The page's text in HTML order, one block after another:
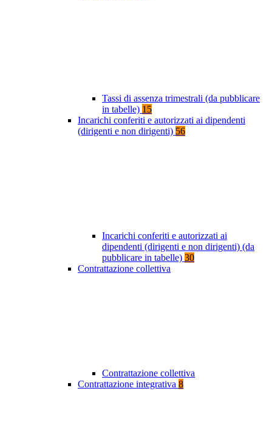
Tassi di assenza trimestrali (da pubblicare
in tabelle) 15
Incarichi conferiti e autorizzati ai dipendenti
(dirigenti e non dirigenti) 56
Incarichi conferiti e autorizzati ai
dipendenti (dirigenti e non dirigenti) (da
pubblicare in tabelle) 30
Contrattazione collettiva
Contrattazione collettiva
Contrattazione integrativa 8